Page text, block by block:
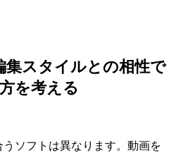
集スタイルとの相性で
を考える
ソフトは異なります。動画を